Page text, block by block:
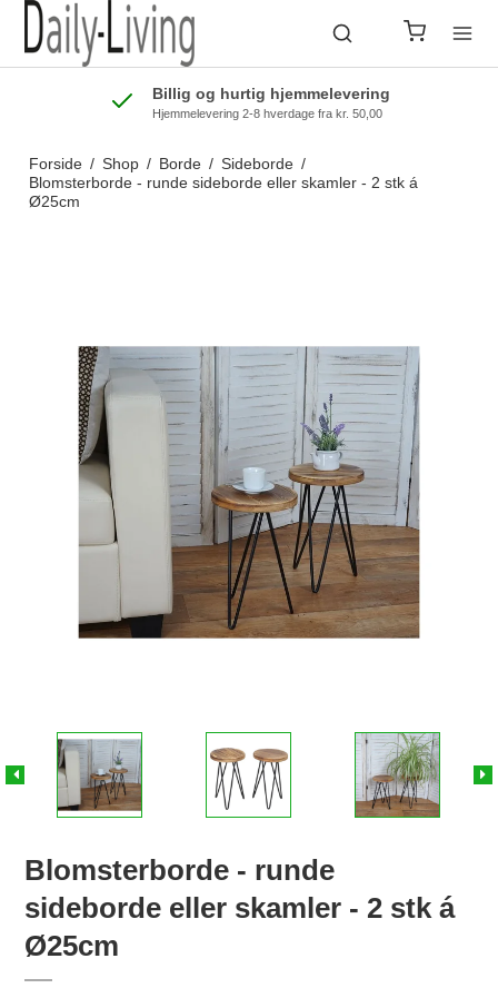
Billig og hurtig hjemmelevering
Hjemmelevering 2-8 hverdage fra kr. 50,00
Forside / Shop / Borde / Sideborde /
Blomsterborde - runde sideborde eller skamler - 2 stk á
Ø25cm
Blomsterborde - runde
sideborde eller skamler - 2 stk á
Ø25cm